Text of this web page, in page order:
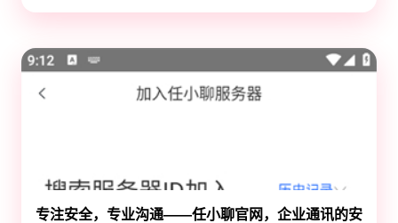
专注安全，专业沟通——任小聊官网，企业通讯的安